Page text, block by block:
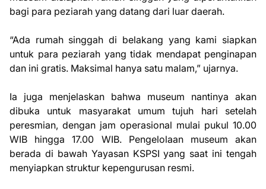
bagi para peziarah yang datang dari luar daerah.
“Ada rumah singgah di belakang yang kami siapkan
untuk para peziarah yang tidak mendapat penginapan
dan ini gratis. Maksimal hanya satu malam,” ujarnya.
Ia juga menjelaskan bahwa museum nantinya akan
dibuka untuk masyarakat umum tujuh hari setelah
peresmian, dengan jam operasional mulai pukul 10.00
WIB hingga 17.00 WIB. Pengelolaan museum akan
berada di bawah Yayasan KSPSI yang saat ini tengah
menyiapkan struktur kepengurusan resmi.